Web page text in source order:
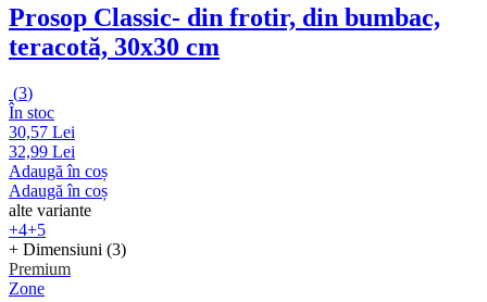
Prosop Classic- din frotir, din bumbac,
teracotă, 30x30 cm
(3)
În stoc
30,57 Lei
32,99 Lei
Adaugă în coș
Adaugă în coș
alte variante
+4+5
+ Dimensiuni (3)
Premium
Zone